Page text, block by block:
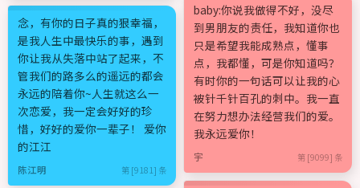
念，有你的日子真的狠幸福，
是我人生中最快乐的事，遇到
你让我从失落中站了起来，不
管我们的路多么的遥远的都会
永远的陪着你~人生就这么一
次恋爱，我一定会好好的珍
惜，好好的爱你一辈子！ 爱你
的江江
陈江明 第 [9181] 条
baby:你说我做得不好，没尽
到男朋友的责任，我知道你也
只是希望我能成熟点，懂事
点，我都懂，可是你知道吗？
有时你的一句话可以让我的心
被针千针百孔的刺中。我一直
在努力想办法经营我们的爱。
我永远爱你！
宇 第 [9099] 条